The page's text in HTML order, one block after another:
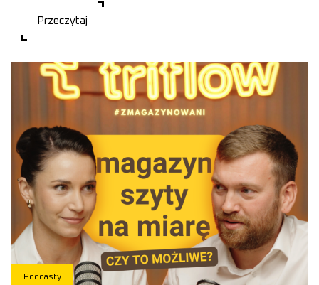
Przeczytaj
Podcasty